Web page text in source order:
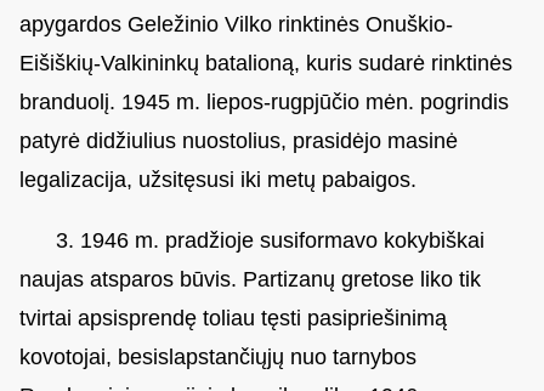
apygardos Geležinio Vilko rinktinės Onuškio-
Eišiškių-Valkininkų batalioną, kuris sudarė rinktinės
branduolį. 1945 m. liepos-rugpjūčio mėn. pogrindis
patyrė didžiulius nuostolius, prasidėjo masinė
legalizacija, užsitęsusi iki metų pabaigos.
3. 1946 m. pradžioje susiformavo kokybiškai
naujas atsparos būvis. Partizanų gretose liko tik
tvirtai apsisprendę toliau tęsti pasipriešinimą
kovotojai, besislapstančiųjų nuo tarnybos